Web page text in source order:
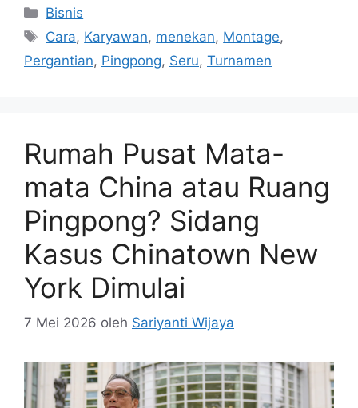
Kategori
Bisnis
Tag
Cara, Karyawan, menekan, Montage,
Pergantian, Pingpong, Seru, Turnamen
Rumah Pusat Mata-
mata China atau Ruang
Pingpong? Sidang
Kasus Chinatown New
York Dimulai
7 Mei 2026 oleh Sariyanti Wijaya